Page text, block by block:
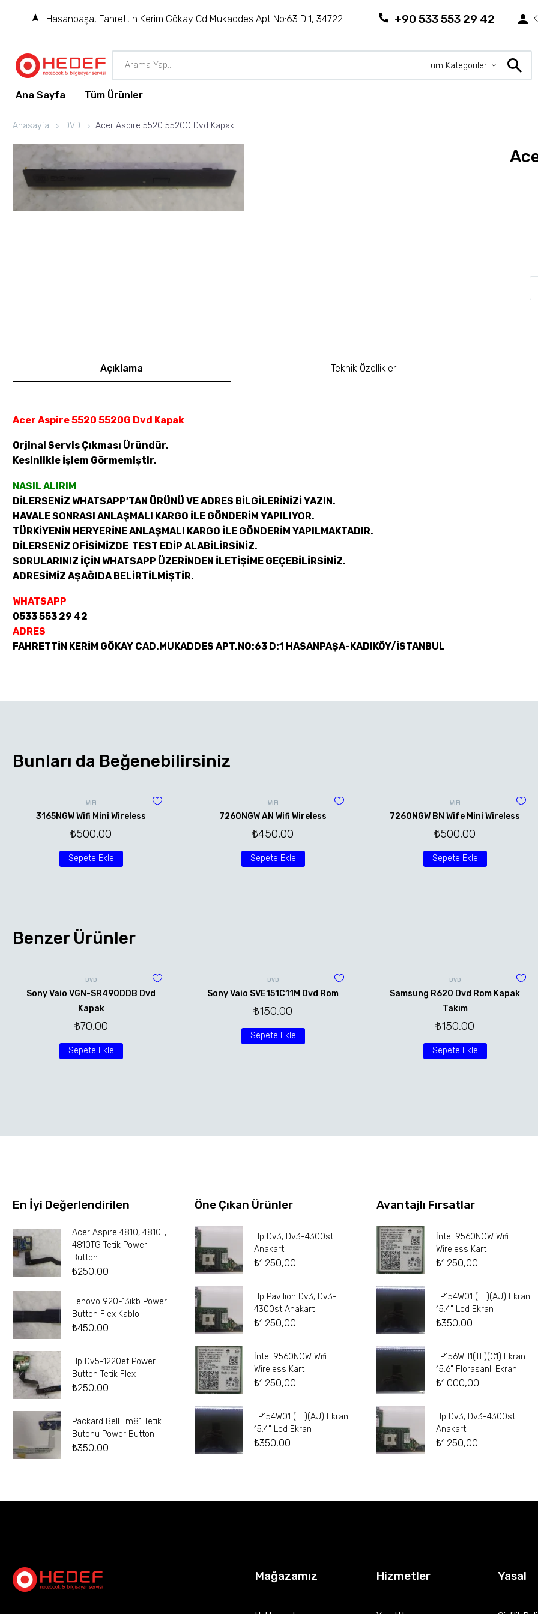
Hasanpaşa, Fahrettin Kerim Gökay Cd Mukaddes Apt No:63 D:1, 34722 +90 533 553 29 42
Tüm Kategoriler
Ana Sayfa Tüm Ürünler
Anasayfa DVD Acer Aspire 5520 5520G Dvd Kapak
Açıklama Teknik Özellikler
Acer Aspire 5520 5520G Dvd Kapak
Orjinal Servis Çıkması Üründür.
Kesinlikle İşlem Görmemiştir.
NASIL ALIRIM
DİLERSENİZ WHATSAPP’TAN ÜRÜNÜ VE ADRES BİLGİLERİNİZİ YAZIN.
HAVALE SONRASI ANLAŞMALI KARGO İLE GÖNDERİM YAPILIYOR.
TÜRKİYENİN HERYERİNE ANLAŞMALI KARGO İLE GÖNDERİM YAPILMAKTADIR.
DİLERSENİZ OFİSİMİZDE TEST EDİP ALABİLİRSİNİZ.
SORULARINIZ İÇİN WHATSAPP ÜZERİNDEN İLETİŞİME GEÇEBİLİRSİNİZ.
ADRESİMİZ AŞAĞIDA BELİRTİLMİŞTİR.
WHATSAPP
0533 553 29 42
ADRES
FAHRETTİN KERİM GÖKAY CAD.MUKADDES APT.NO:63 D:1 HASANPAŞA-KADIKÖY/İSTANBUL
Bunları da Beğenebilirsiniz
WİFİ
3165NGW Wifi Mini Wireless
₺500,00
Sepete Ekle
WİFİ
7260NGW AN Wifi Wireless
₺450,00
Sepete Ekle
WİFİ
7260NGW BN Wife Mini Wireless
₺500,00
Sepete Ekle
Benzer Ürünler
DVD
Sony Vaio VGN-SR490DDB Dvd
Kapak
₺70,00
Sepete Ekle
DVD
Sony Vaio SVE151C11M Dvd Rom
₺150,00
Sepete Ekle
DVD
Samsung R620 Dvd Rom Kapak
Takım
₺150,00
Sepete Ekle
En İyi Değerlendirilen
Acer Aspire 4810, 4810T,
4810TG Tetik Power
Button
₺250,00
Lenovo 920-13ikb Power
Button Flex Kablo
₺450,00
Hp Dv5-1220et Power
Button Tetik Flex
₺250,00
Packard Bell Tm81 Tetik
Butonu Power Button
₺350,00
Öne Çıkan Ürünler
Hp Dv3, Dv3-4300st
Anakart
₺1.250,00
Hp Pavilion Dv3, Dv3-
4300st Anakart
₺1.250,00
İntel 9560NGW Wifi
Wireless Kart
₺1.250,00
LP154W01 (TL)(AJ) Ekran
15.4” Lcd Ekran
₺350,00
Avantajlı Fırsatlar
İntel 9560NGW Wifi
Wireless Kart
₺1.250,00
LP154W01 (TL)(AJ) Ekran
15.4” Lcd Ekran
₺350,00
LP156WH1(TL)(C1) Ekran
15.6” Florasanlı Ekran
₺1.000,00
Hp Dv3, Dv3-4300st
Anakart
₺1.250,00
Mağazamız Hizmetler Yasal